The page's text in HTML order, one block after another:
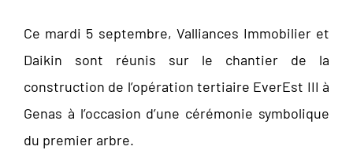
Ce mardi 5 septembre, Valliances Immobilier et
Daikin sont réunis sur le chantier de la
construction de l’opération tertiaire EverEst III à
Genas à l’occasion d’une cérémonie symbolique
du premier arbre.